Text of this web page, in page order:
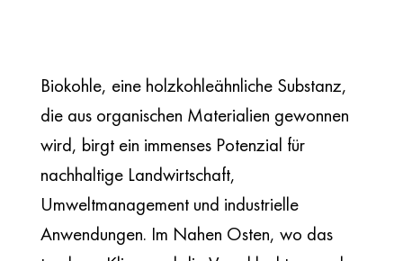
Biokohle, eine holzkohleähnliche Substanz,
die aus organischen Materialien gewonnen
wird, birgt ein immenses Potenzial für
nachhaltige Landwirtschaft,
Umweltmanagement und industrielle
Anwendungen. Im Nahen Osten, wo das